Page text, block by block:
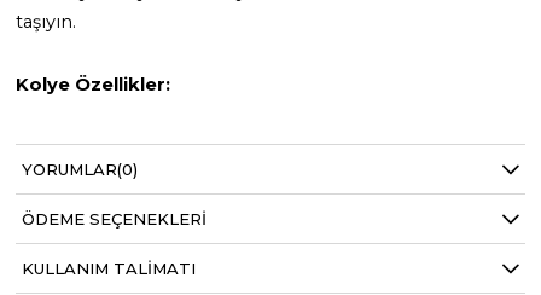
taşıyın.
Kolye Özellikler:
925 ayar gümüş
22K Altın kaplama
Kaplan Gözü doğal taş kullanılmıştır.
YORUMLAR(0)
ÖDEME SEÇENEKLERI
KULLANIM TALIMATI